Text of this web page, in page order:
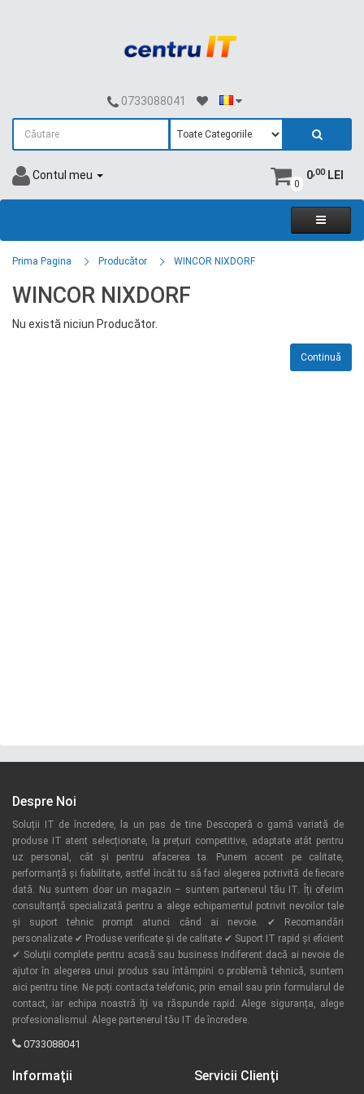
0733088041
Contul meu
0
0,00LEI
Prima Pagina Producător WINCOR NIXDORF
WINCOR NIXDORF
Nu există niciun Producător.
Continuă
Despre Noi
Soluții IT de încredere, la un pas de tine Descoperă o gamă variată de
produse IT atent selecționate, la prețuri competitive, adaptate atât pentru
uz personal, cât și pentru afacerea ta. Punem accent pe calitate,
performanță și fiabilitate, astfel încât tu să faci alegerea potrivită de fiecare
dată. Nu suntem doar un magazin – suntem partenerul tău IT. Îți oferim
consultanță specializată pentru a alege echipamentul potrivit nevoilor tale
și suport tehnic prompt atunci când ai nevoie. ✔ Recomandări
personalizate ✔ Produse verificate și de calitate ✔ Suport IT rapid și eficient
✔ Soluții complete pentru acasă sau business Indiferent dacă ai nevoie de
ajutor în alegerea unui produs sau întâmpini o problemă tehnică, suntem
aici pentru tine. Ne poți contacta telefonic, prin email sau prin formularul de
contact, iar echipa noastră îți va răspunde rapid. Alege siguranța, alege
profesionalismul. Alege partenerul tău IT de încredere.
0733088041
Informaţii Servicii Clienţi